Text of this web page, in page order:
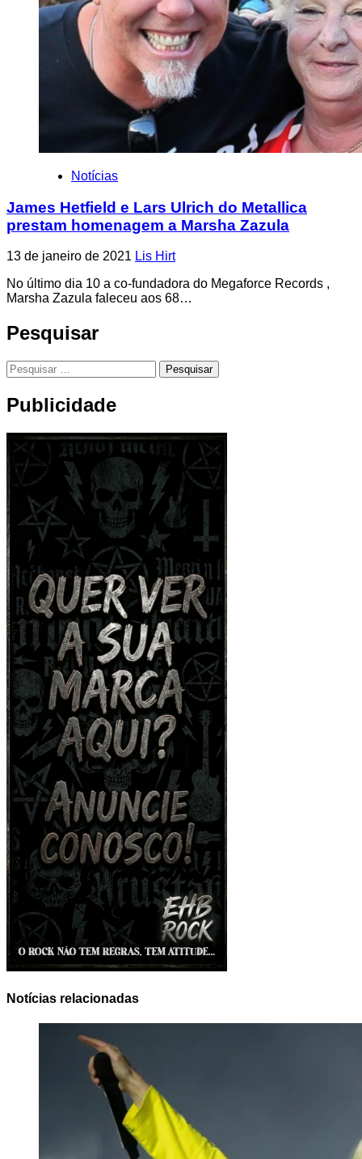
Notícias
James Hetfield e Lars Ulrich do Metallica
prestam homenagem a Marsha Zazula
13 de janeiro de 2021 Lis Hirt
No último dia 10 a co-fundadora do Megaforce Records ,
Marsha Zazula faleceu aos 68…
Pesquisar
Pesquisar
por:
Publicidade
Notícias relacionadas